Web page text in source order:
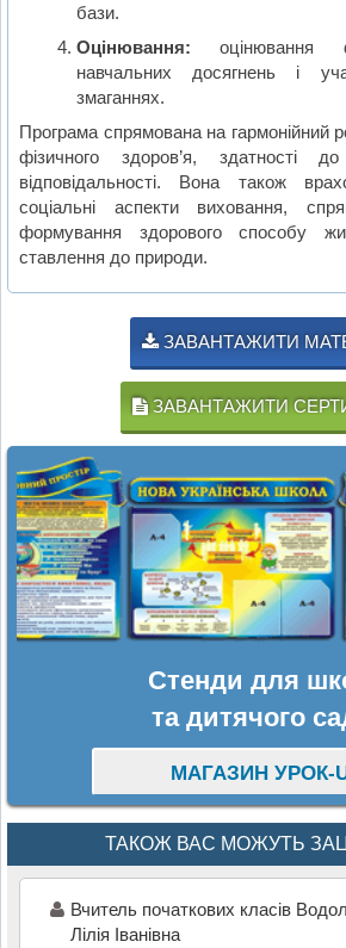
бази.
Оцінювання: оцінювання
навчальних досягнень і
змаганнях.
Програма спрямована на гармонійний
фізичного здоров’я, здатності
відповідальності. Вона також
соціальні аспекти виховання,
формування здорового способу
ставлення до природи.
ЗАВАНТАЖИТИ
ЗАВАНТАЖИТИ
Стенди для
та дитячого
МАГАЗИН УРОК-
ТАКОЖ ВАС МОЖУТЬ
Вчитель початкових класів
Лілія Іванівна